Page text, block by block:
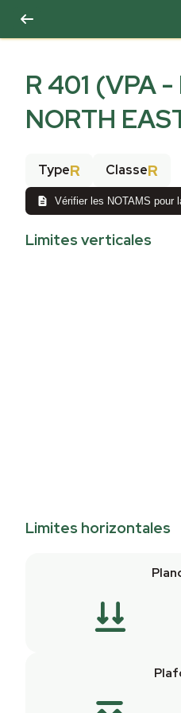
R 401 (VPA
NORTH
TypeR ClasseR
Vérifier les NOTAMS pour
Limites verticales
Limites horizontales